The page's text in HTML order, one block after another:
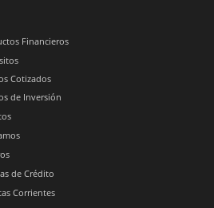
Financieros
Cotizados
de Inversión
de Crédito
Corrientes